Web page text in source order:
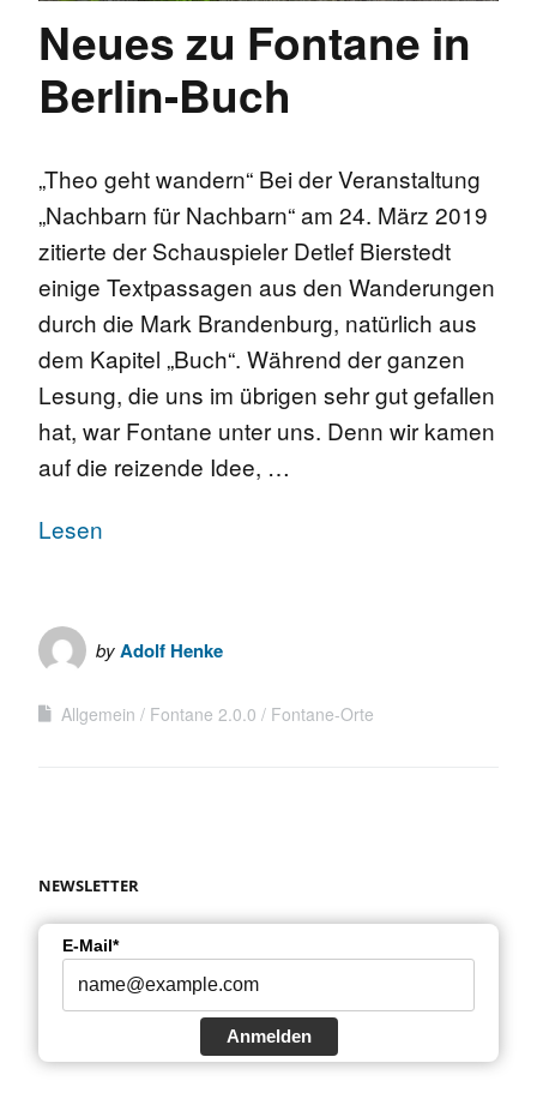
Neues zu Fontane in
Berlin-Buch
„Theo geht wandern“ Bei der Veranstaltung
„Nachbarn für Nachbarn“ am 24. März 2019
zitierte der Schauspieler Detlef Bierstedt
einige Textpassagen aus den Wanderungen
durch die Mark Brandenburg, natürlich aus
dem Kapitel „Buch“. Während der ganzen
Lesung, die uns im übrigen sehr gut gefallen
hat, war Fontane unter uns. Denn wir kamen
auf die reizende Idee, …
Lesen
byAdolf Henke
Allgemein Fontane 2.0.0 Fontane-Orte
NEWSLETTER
E-Mail*
Anmelden